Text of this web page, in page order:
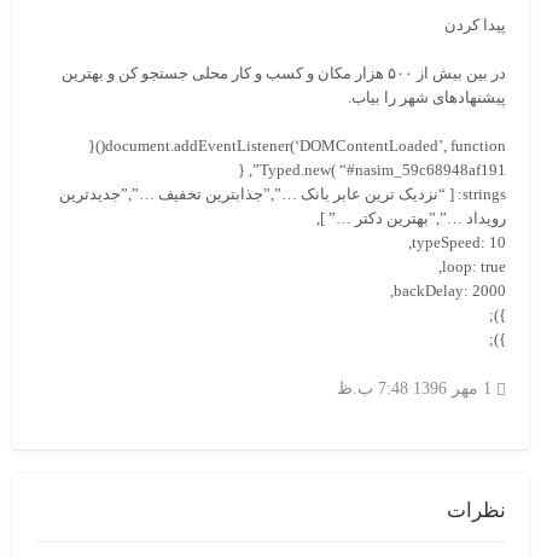
پیدا کردن
در بین بیش از ۵۰۰ هزار مکان و کسب و کار محلی جستجو کن و بهترین
پیشنهادهای شهر را بیاب.
document.addEventListener(‘DOMContentLoaded’, function(){
Typed.new( “#nasim_59c68948af191”, {
strings: [ “نزدیک ترین عابر بانک …”,”جذابترین تخفیف …”,”جدیدترین
رویداد …”,”بهترین دکتر …” ],
typeSpeed: 10,
loop: true,
backDelay: 2000,
});
});
نظرات